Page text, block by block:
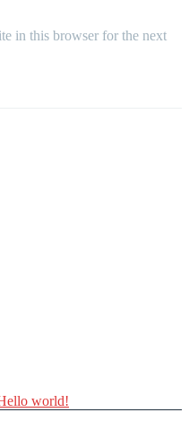
in this browser for the next
world!